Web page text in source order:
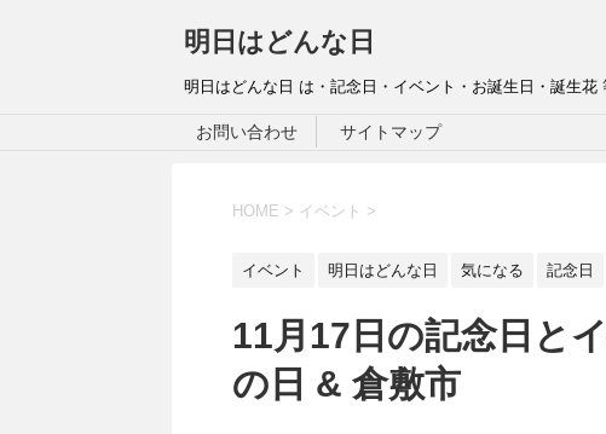
明日はどんな日
明日はどんな日 は・記念日・イベント・お誕生日・誕生花
お問い合わせ サイトマップ
HOME > イベント >
イベント 明日はどんな日 気になる 記念日
11月17日の記念日と
の日 & 倉敷市